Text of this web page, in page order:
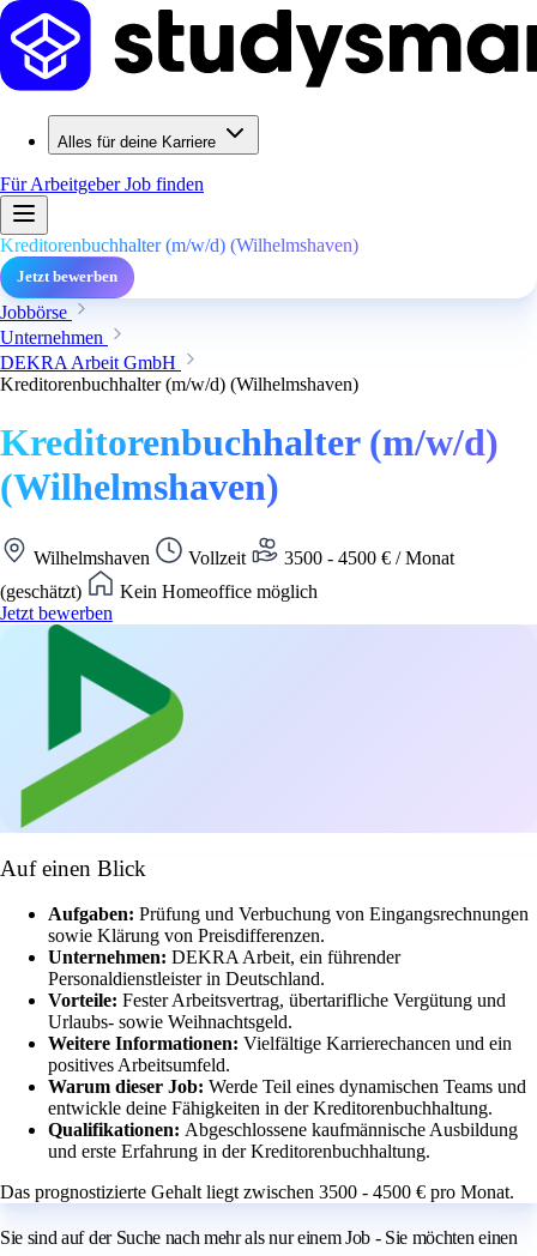
Alles für deine Karriere
Für ArbeitgeberJob finden
Kreditorenbuchhalter (m/w/d) (Wilhelmshaven)
Jetzt bewerben
Jobbörse
Unternehmen
DEKRA Arbeit GmbH
Kreditorenbuchhalter (m/w/d) (Wilhelmshaven)
Kreditorenbuchhalter (m/w/d)
(Wilhelmshaven)
Wilhelmshaven Vollzeit
3500 - 4500 € / Monat
(geschätzt)
Kein Homeoffice möglich
Jetzt bewerben
Auf einen Blick
Aufgaben: Prüfung und Verbuchung von Eingangsrechnungen
sowie Klärung von Preisdifferenzen.
Unternehmen: DEKRA Arbeit, ein führender
Personaldienstleister in Deutschland.
Vorteile: Fester Arbeitsvertrag, übertarifliche Vergütung und
Urlaubs- sowie Weihnachtsgeld.
Weitere Informationen: Vielfältige Karrierechancen und ein
positives Arbeitsumfeld.
Warum dieser Job: Werde Teil eines dynamischen Teams und
entwickle deine Fähigkeiten in der Kreditorenbuchhaltung.
Qualifikationen: Abgeschlossene kaufmännische Ausbildung
und erste Erfahrung in der Kreditorenbuchhaltung.
Das prognostizierte Gehalt liegt zwischen 3500 - 4500 € pro Monat.
Sie sind auf der Suche nach mehr als nur einem Job - Sie möchten einen